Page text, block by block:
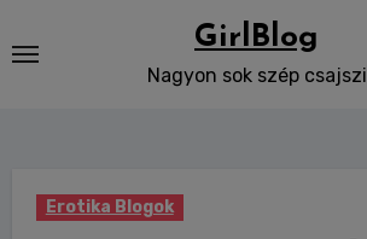
to
GirlBlog
Nagyon sok szép csajszi
Erotika Blogok